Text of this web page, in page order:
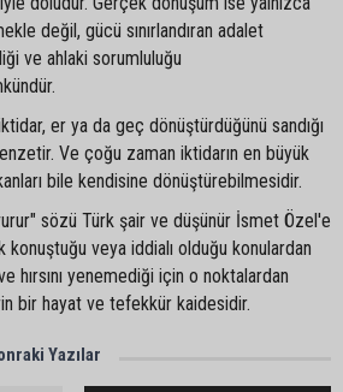
değil, gücü sınırlandıran adalet
ve ahlaki sorumluluğu
er ya da geç dönüştürdüğünü sandığı
Ve çoğu zaman iktidarın en büyük
bile kendisine dönüştürebilmesidir.
sözü Türk şair ve düşünür İsmet Özel'e
konuştuğu veya iddialı olduğu konulardan
hırsını yenemediği için o noktalardan
bir hayat ve tefekkür kaidesidir.
Yazılar